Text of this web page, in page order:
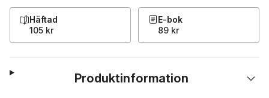
Häftad
105 kr
E-bok
89 kr
Produktinformation